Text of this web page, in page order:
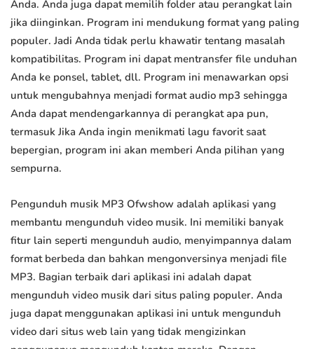
Anda. Anda juga dapat memilih folder atau perangkat lain
jika diinginkan. Program ini mendukung format yang paling
populer. Jadi Anda tidak perlu khawatir tentang masalah
kompatibilitas. Program ini dapat mentransfer file unduhan
Anda ke ponsel, tablet, dll. Program ini menawarkan opsi
untuk mengubahnya menjadi format audio mp3 sehingga
Anda dapat mendengarkannya di perangkat apa pun,
termasuk Jika Anda ingin menikmati lagu favorit saat
bepergian, program ini akan memberi Anda pilihan yang
sempurna.
Pengunduh musik MP3 Ofwshow adalah aplikasi yang
membantu mengunduh video musik. Ini memiliki banyak
fitur lain seperti mengunduh audio, menyimpannya dalam
format berbeda dan bahkan mengonversinya menjadi file
MP3. Bagian terbaik dari aplikasi ini adalah dapat
mengunduh video musik dari situs paling populer. Anda
juga dapat menggunakan aplikasi ini untuk mengunduh
video dari situs web lain yang tidak mengizinkan